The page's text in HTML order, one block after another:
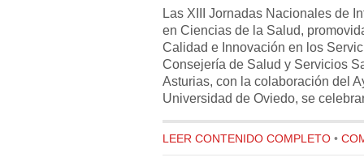
Las XIII Jornadas Nacionales de
en Ciencias de la Salud,
Calidad e Innovación en los
Consejería de Salud y Servicios
Asturias, con la colaboración del
Universidad de Oviedo, se
LEER CONTENIDO COMPLETO •